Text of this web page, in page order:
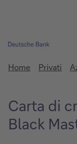
Home Privati
Carta di
Black